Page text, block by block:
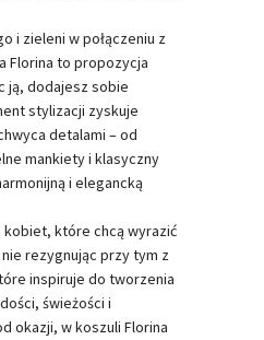
i zieleni w połączeniu z
Florina to propozycja
ją, dodajesz sobie
stylizacji zyskuje
detalami – od
mankiety i klasyczny
i elegancką
kobiet, które chcą wyrazić
rezygnując przy tym z
inspiruje do tworzenia
świeżości i
okazji, w koszuli Florina